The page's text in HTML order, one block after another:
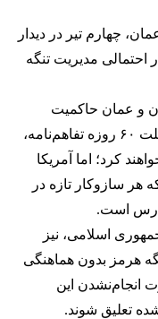
چهارم تیر در دیدار
احتمالی مدیریت تنگه
و عمان حاکمیت
مشترکی بر تنگه دارند و پس از پایان مهلت ۶۰ روزه تفاهم‌نامه،
کرد؛ اما آمریکا
هر سازوکار تازه در
فارس است.
اسلامی، نیز
هرمز بدون هماهنگی
انجام‌نشدن این
تعلیق شوند.